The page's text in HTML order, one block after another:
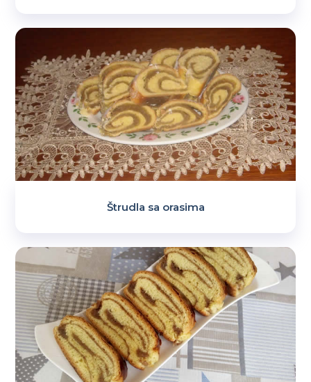
Štrudla sa orasima